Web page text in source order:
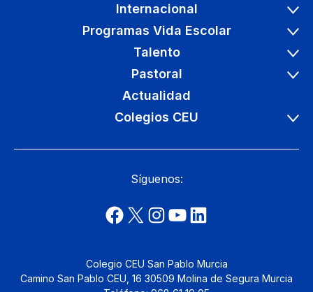
Internacional
Programas Vida Escolar
Talento
Pastoral
Actualidad
Colegios CEU
Síguenos:
Colegio CEU San Pablo Murcia
Camino San Pablo CEU, 16 30509 Molina de Segura Murcia